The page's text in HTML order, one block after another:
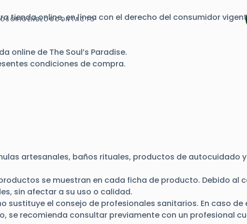
ORIGENBLOGCONTACTO
tienda online, en línea con el derecho del consumidor
online de The Soul’s Paradise.
condiciones de compra.
artesanales, baños rituales, productos de autocuidado
se muestran en cada ficha de producto. Debido al
sin afectar a su uso o calidad.
el consejo de profesionales sanitarios. En caso
se recomienda consultar previamente con un profesional